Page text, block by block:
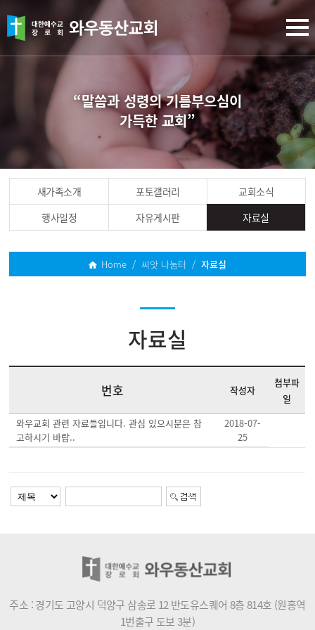
“말씀과 성령의 기름부으심이
가득한 교회”
새가족소개 포토갤러리
교회소식
행사일정
자유게시판 자료실
Home / 씨앗 나눔터 / 자료실
자료실
번호 작성자
첨부파
일
와우교회 관련 자료들입니다. 관심 있으시분은 참
고하시기 바랍..
2018-07-
25
주소 : 경기도 고양시 덕양구 삼송로 12 반도유스퀘어 8층 814호 (원흥역
1번출구 도보 3분)